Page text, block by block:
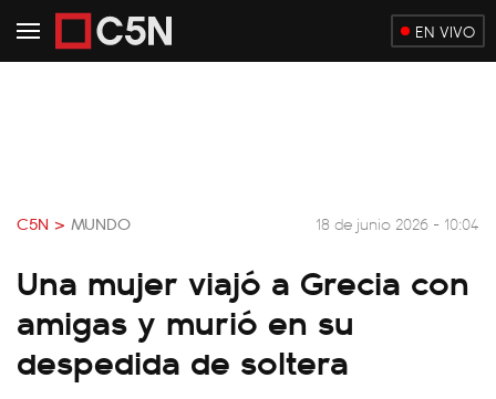
EN VIVO
C5N > MUNDO 18 de junio 2026 - 10:04
Una mujer viajó a Grecia con
amigas y murió en su
despedida de soltera